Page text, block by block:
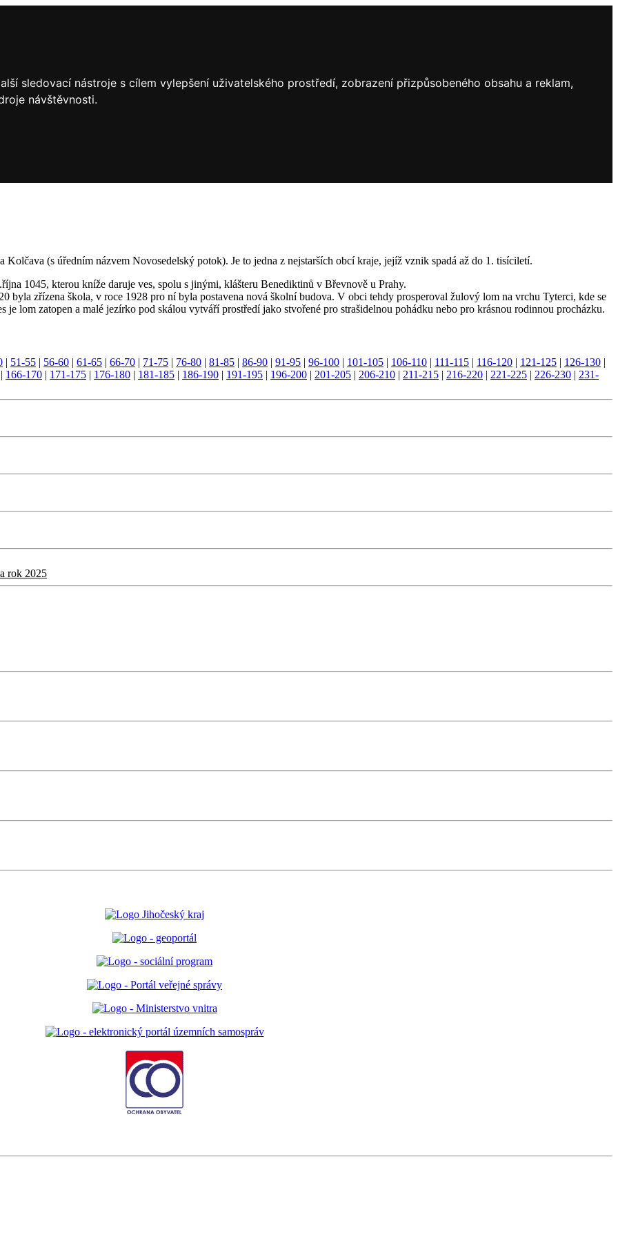
sledovací nástroje s cílem vylepšení uživatelského prostředí, zobrazení přizpůsobeného obsahu a reklam,
návštěvnosti.
(s úředním názvem Novosedelský potok). Je to jedna z nejstarších obcí kraje, jejíž vznik spadá až do 1. tisíciletí.
1045, kterou kníže daruje ves, spolu s jinými, klášteru Benediktinů v Břevnově u Prahy.
byla zřízena škola, v roce 1928 pro ní byla postavena nová školní budova. V obci tehdy prosperoval žulový lom na vrchu Tyterci, kde se
lom zatopen a malé jezírko pod skálou vytváří prostředí jako stvořené pro strašidelnou pohádku nebo pro krásnou rodinnou procházku.
| 51-55 | 56-60 | 61-65 | 66-70 | 71-75 | 76-80 | 81-85 | 86-90 | 91-95 | 96-100 | 101-105 | 106-110 | 111-115 | 116-120 | 121-125 | 126-130 |
| 166-170 | 171-175 | 176-180 | 181-185 | 186-190 | 191-195 | 196-200 | 201-205 | 206-210 | 211-215 | 216-220 | 221-225 | 226-230 | 231-
rok 2025